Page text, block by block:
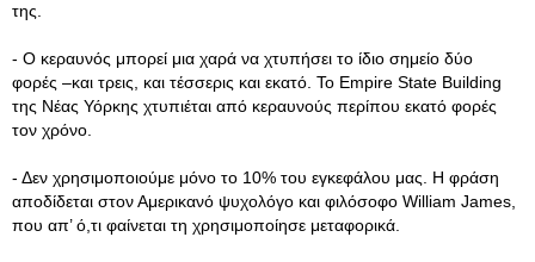
της.
- Ο κεραυνός μπορεί μια χαρά να χτυπήσει το ίδιο σημείο δύο
φορές –και τρεις, και τέσσερις και εκατό. Το Empire State Building
της Νέας Υόρκης χτυπιέται από κεραυνούς περίπου εκατό φορές
τον χρόνο.
- Δεν χρησιμοποιούμε μόνο το 10% του εγκεφάλου μας. Η φράση
αποδίδεται στον Αμερικανό ψυχολόγο και φιλόσοφο William James,
που απ’ ό,τι φαίνεται τη χρησιμοποίησε μεταφορικά.